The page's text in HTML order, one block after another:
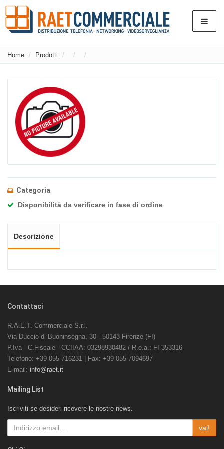
Home Prodotti
Categoria:
Disponibilità da verificare in fase di ordine
Descrizione
Contattaci
R.A.E.T. Commerciale S.r.l.
Via Duccio di Buoninsegna, 30 - 50143 Firenze (FI)
P.Iva - C.Fiscale - CCIIAA: 03298930482 / R.e.a.: FI-353316
Telefono: +39 055 716231 | Fax: +39 055 7094697
E-mail: info@raet.it
Mailing List
Iscriviti se desideri ricevere le nostre news.
vai!